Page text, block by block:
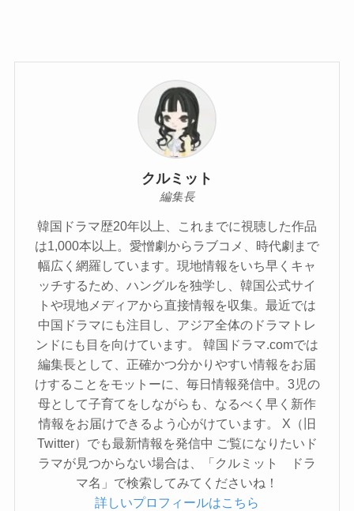
クルミット
編集長
韓国ドラマ歴20年以上、これまでに視聴した作品
は1,000本以上。愛憎劇からラブコメ、時代劇まで
幅広く網羅しています。現地情報をいち早くキャ
ッチするため、ハングルを独学し、韓国公式サイ
トや現地メディアから直接情報を収集。最近では
中国ドラマにも注目し、アジア全体のドラマトレ
ンドにも目を向けています。 韓国ドラマ.comでは
編集長として、正確かつ分かりやすい情報をお届
けすることをモットーに、毎日情報発信中。3児の
母として子育てをしながらも、なるべく早く新作
情報をお届けできるよう心がけています。 X（旧
Twitter）でも最新情報を発信中 ご覧になりたいド
ラマが見つからない場合は、「クルミット ドラ
マ名」で検索してみてくださいね！
詳しいプロフィールはこちら